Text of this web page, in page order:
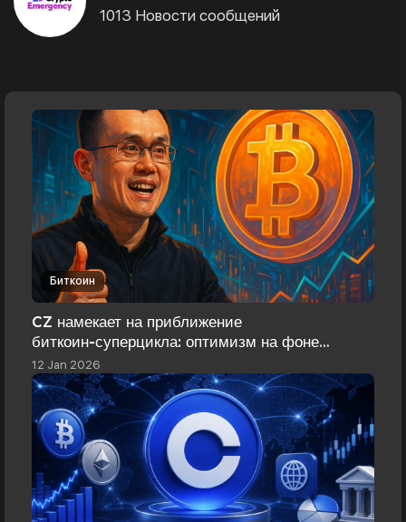
1013 Новости сообщений
Биткоин
CZ намекает на приближение
биткоин‑суперцикла: оптимизм на фоне
рыночной паузы
12 Jan 2026